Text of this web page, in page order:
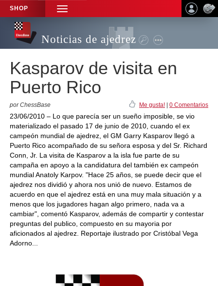
SHOP
TOGGLE
NAVIGATION
Noticias de ajedrez
Kasparov de visita en
Puerto Rico
por ChessBase Me gusta! 0 Comentarios
23/06/2010 – Lo que parecía ser un sueño imposible, se vio
materializado el pasado 17 de junio de 2010, cuando el ex
campeón mundial de ajedrez, el GM Garry Kasparov llegó a
Puerto Rico acompañado de su señora esposa y del Sr. Richard
Conn, Jr. La visita de Kasparov a la isla fue parte de su
campaña en apoyo a la candidatura del también ex campeón
mundial Anatoly Karpov. "Hace 25 años, se puede decir que el
ajedrez nos dividió y ahora nos unió de nuevo. Estamos de
acuerdo en que el ajedrez está en una muy mala situación y a
menos que los jugadores hagan algo primero, nada va a
cambiar", comentó Kasparov, además de compartir y contestar
preguntas del publico, compuesto en su mayoria por
aficionados al ajedrez. Reportaje ilustrado por Cristóbal Vega
Adorno...